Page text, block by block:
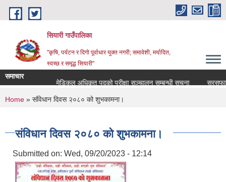
Skip to main content
सियारी गाउँपालिका
"कृषि, पर्यटन र दिगो पूर्वाधार युक्त नगरी; समावेशी, मर्यादित,
स्वच्छ र समृद्ध सियारी"
समाचार
मेडिकल अधिकृत पदको परीक्षा सञ्चालन सम्बन्धी सूचना
You are here
Home » संविधान दिवस २०८० को शुभकामना।
संविधान दिवस २०८० को शुभकामना।
Submitted on: Wed, 09/20/2023 - 12:14